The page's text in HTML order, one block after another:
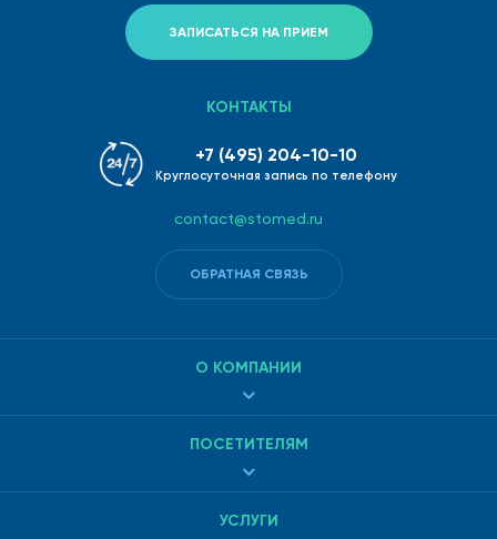
ЗАПИСАТЬСЯ НА ПРИЕМ
О КОМПАНИИ
ПОСЕТИТЕЛЯМ
УСЛУГИ
КОНТАКТЫ
+7 (495) 204-10-10
Круглосуточная запись по телефону
contact@stomed.ru
ОБРАТНАЯ СВЯЗЬ